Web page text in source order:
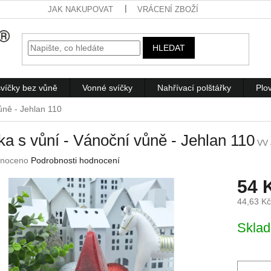
JAK NAKUPOVAT VRÁCENÍ ZBOŽÍ
HLEDAT
bez vůně Vonné svíčky Nahřívací polštářky
- Jehlan 110
s vůní - Vánoční vůně - Jehlan 110 VV
Podrobnosti hodnocení
54
44,63
cena: